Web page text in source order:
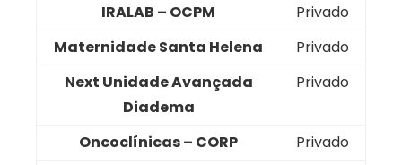
IRALAB – OCPM
Privado
Maternidade Santa Helena
Privado
Next Unidade Avançada
Diadema
Privado
Oncoclínicas – CORP
Privado